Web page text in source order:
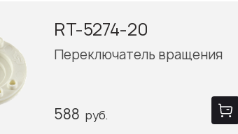
RT-5274-20
Переключатель вращения
588 руб.